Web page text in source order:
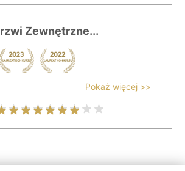
Zewnętrzne...
Pokaż więcej >>